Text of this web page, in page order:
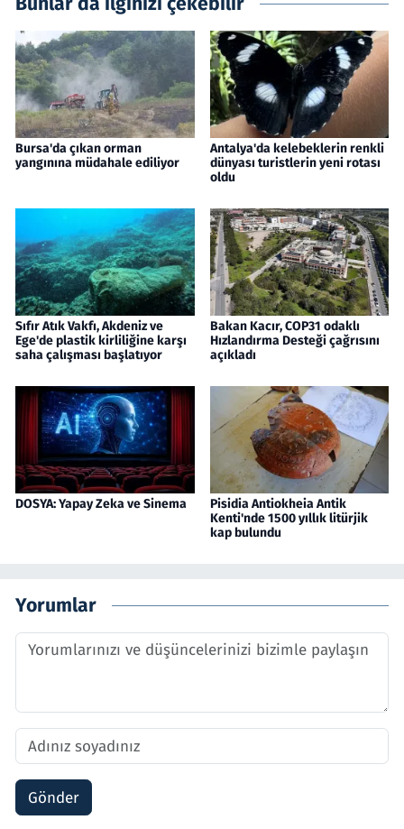
Bursa'da çıkan orman
yangınına müdahale ediliyor
Antalya'da kelebeklerin renkli
dünyası turistlerin yeni rotası
oldu
Sıfır Atık Vakfı, Akdeniz ve
Ege'de plastik kirliliğine karşı
saha çalışması başlatıyor
Bakan Kacır, COP31 odaklı
Hızlandırma Desteği çağrısını
açıkladı
DOSYA: Yapay Zeka ve Sinema
Pisidia Antiokheia Antik
Kenti'nde 1500 yıllık litürjik
kap bulundu
Yorumlar
Gönder